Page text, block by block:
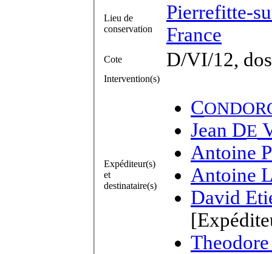
Lieu de
conservation
Pierrefitte-
France
Cote D/VI/12,
Intervention(s)
Expéditeur(s)
et
destinataire(s)
C
Jean DE
Antoine
Antoine
David